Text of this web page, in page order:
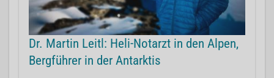
Dr. Martin Leitl: Heli-Notarzt in den Alpen,
Bergführer in der Antarktis